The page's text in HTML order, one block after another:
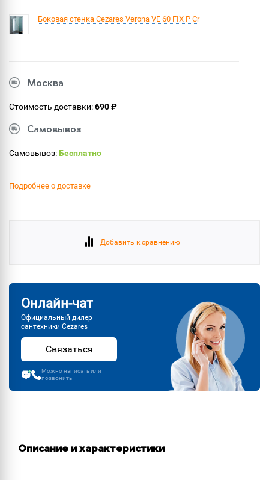
Боковая стенка Cezares Verona VE 60 FIX P Cr
Москва
Стоимость доставки:690 ₽
Самовывоз
Самовывоз:Бесплатно
Подробнее о доставке
Добавить к сравнению
Онлайн-чат
Официальный дилер
сантехники Cezares
Связаться
Можно написать или
позвонить
Описание и характеристики